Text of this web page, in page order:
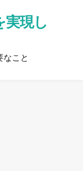
実現し
こと